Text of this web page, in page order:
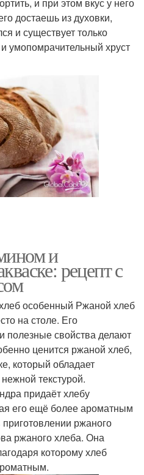
достаешь из духовки,
и существует только
умопомрачительный хруст
и
рецепт с
особенный Ржаной хлеб
на столе. Его
полезные свойства делают
ценится ржаной хлеб,
который обладает
текстурой.
придаёт хлебу
его ещё более ароматным
ржаного
ржаного хлеба. Она
которому хлеб